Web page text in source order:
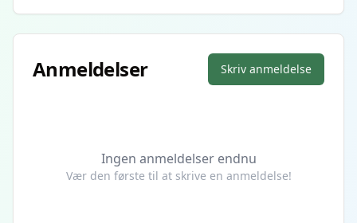
Anmeldelser Skriv anmeldelse
Ingen anmeldelser endnu
Vær den første til at skrive en anmeldelse!